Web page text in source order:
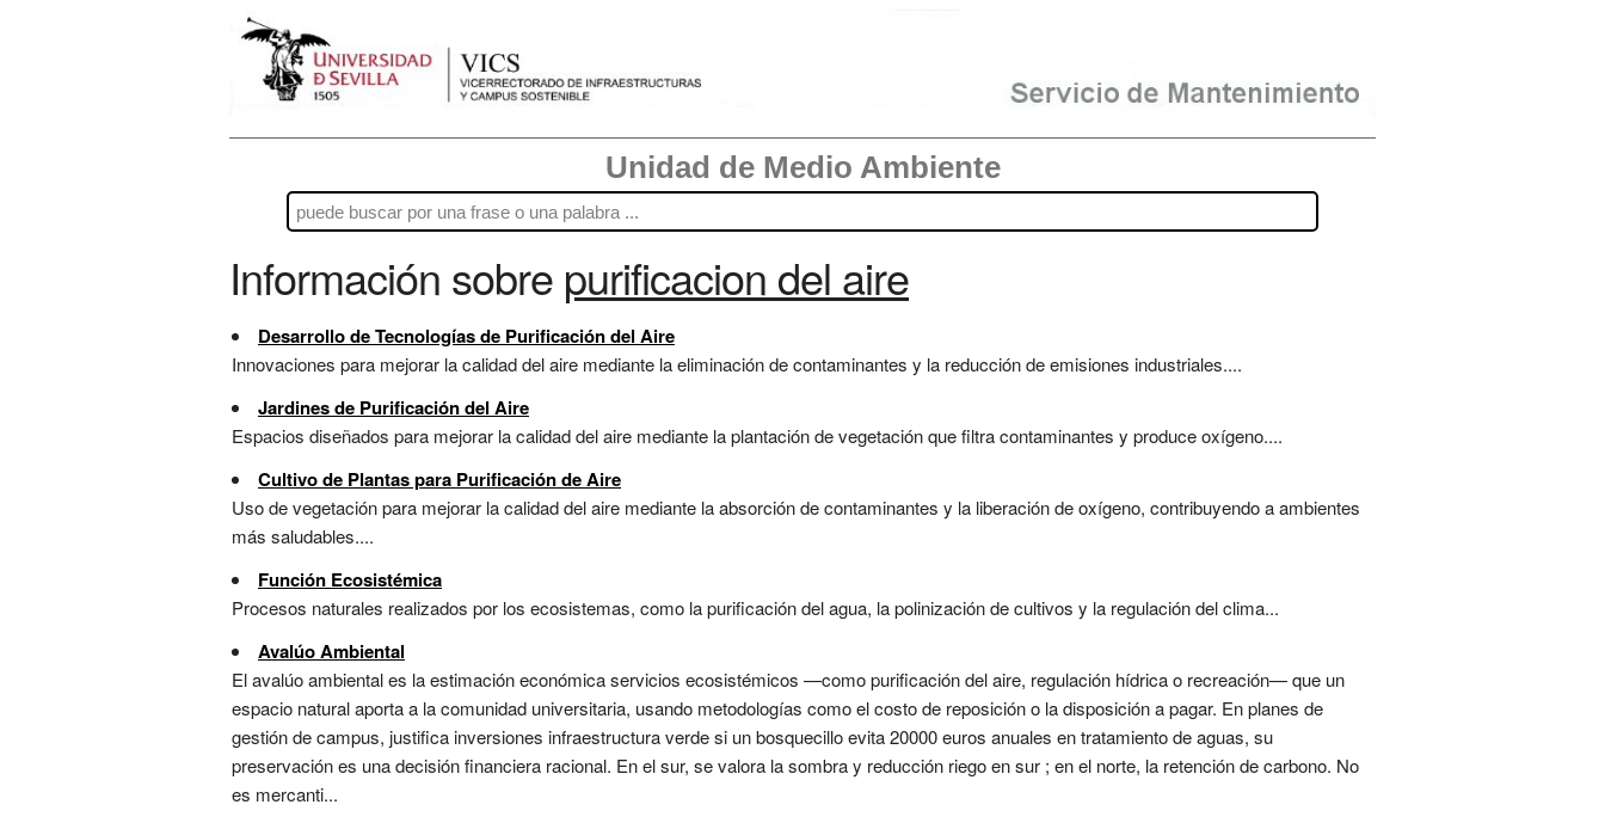
Unidad de Medio Ambiente
Información sobre purificacion del aire
Desarrollo de Tecnologías de Purificación del Aire
Innovaciones para mejorar la calidad del aire mediante la eliminación de contaminantes y la reducción de emisiones industriales....
Jardines de Purificación del Aire
Espacios diseñados para mejorar la calidad del aire mediante la plantación de vegetación que filtra contaminantes y produce oxígeno....
Cultivo de Plantas para Purificación de Aire
Uso de vegetación para mejorar la calidad del aire mediante la absorción de contaminantes y la liberación de oxígeno, contribuyendo a ambientes
más saludables....
Función Ecosistémica
Procesos naturales realizados por los ecosistemas, como la purificación del agua, la polinización de cultivos y la regulación del clima...
Avalúo Ambiental
El avalúo ambiental es la estimación económica servicios ecosistémicos —como purificación del aire, regulación hídrica o recreación— que un
espacio natural aporta a la comunidad universitaria, usando metodologías como el costo de reposición o la disposición a pagar. En planes de
gestión de campus, justifica inversiones infraestructura verde si un bosquecillo evita 20000 euros anuales en tratamiento de aguas, su
preservación es una decisión financiera racional. En el sur, se valora la sombra y reducción riego en sur ; en el norte, la retención de carbono. No
es mercanti...